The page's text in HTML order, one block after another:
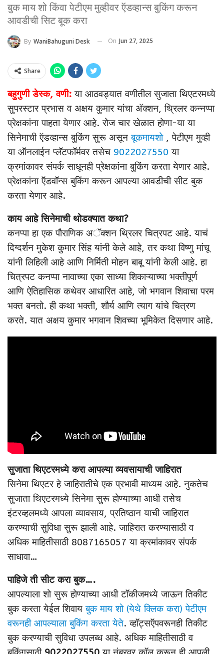
बुक माय शो किंवा पेटीएम मुव्हीवर ऍडव्हान्स बुकिंग करून
आवडीची सिट बूक करा
By WaniBahuguni Desk On Jun 27, 2025
Share
बहुगुणी डेस्क, वणी: या आठवड्यात वणीतील सुजाता थिएटरमध्ये
सुपरस्टार प्रभास व अक्षय कुमार यांचा अ‍ॅक्शन, थ्रिलर कन्नप्पा
प्रेक्षकांना पाहता येणार आहे. रोज चार खेळात होणा-या या
सिनेमाची ऍडव्हान्स बुकिंग सुरू असूनबूकमायशो , पेटीएम मुव्ही
या ऑनलाईन प्लॅटफॉर्मवर तसेच 9022027550 या
क्रमांकावर संपर्क साधूनही प्रेक्षकांना बुकिंग करता येणार आहे.
प्रेक्षकांना ऍडवॉन्स बुकिंग करून आपल्या आवडीची सीट बुक
करता येणार आहे.
काय आहे सिनेमाची थोडक्यात कथा?
कनप्पा हा एक पौराणिक अॅक्शन थ्रिलर चित्रपट आहे. याचं
दिग्दर्शन मुकेश कुमार सिंह यांनी केले आहे, तर कथा विष्णु मांचू
यांनी लिहिली आहे आणि निर्मिती मोहन बाबू यांनी केली आहे. हा
चित्रपट कनप्पा नावाच्या एका साध्या शिकाऱ्याच्या भक्तीपूर्ण
आणि ऐतिहासिक कथेवर आधारित आहे, जो भगवान शिवाचा परम
भक्त बनतो. ही कथा भक्ती, शौर्य आणि त्याग यांचे चित्रण
करते. यात अक्षय कुमार भगवान शिवच्या भूमिकेत दिसणार आहे.
सुजाता थिएटरमध्ये करा आपल्या व्यवसायाची जाहिरात
सिनेमा थिएटर हे जाहिरातीचे एक प्रभावी माध्यम आहे. नुकतेच
सुजाता थिएटरमध्ये सिनेमा सुरू होण्याच्या आधी तसेच
इंटरव्हलमध्ये आपला व्यावसाय, प्रतिष्ठान याची जाहिरात
करण्याची सुविधा सुरू झाली आहे. जाहिरात करण्यासाठी व
अधिक माहितीसाठी 8087165057‬ या क्रमांकावर संपर्क
साधावा…
पाहिजे ती सीट करा बुक….
आपल्याला शो सुरू होण्याच्या आधी टॉकीजमध्ये जाऊन तिकीट
बुक करता येईल शिवायबुक माय शो (येथे क्लिक करा) पेटीएम
वरूनही आपल्याला बुकिंग करता येते. व्हॉट्सऍपवरूनही तिकीट
बुक करण्याची सुविधा उपलब्ध आहे. अधिक माहितीसाठी व